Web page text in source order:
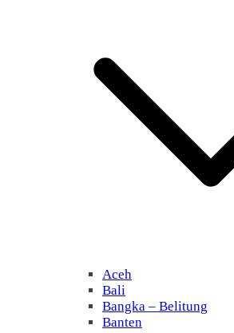
Aceh
Bali
Bangka – Belitung
Banten